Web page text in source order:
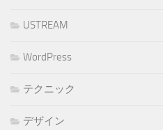
USTREAM
WordPress
テクニック
デザイン